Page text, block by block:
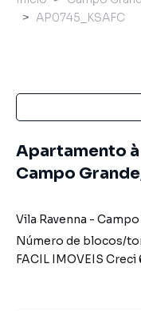
AP0745_KSAFC
Apartamento à
Campo
Vila Ravenna - Campo
Número de blocos/
FACIL IMOVEIS Creci